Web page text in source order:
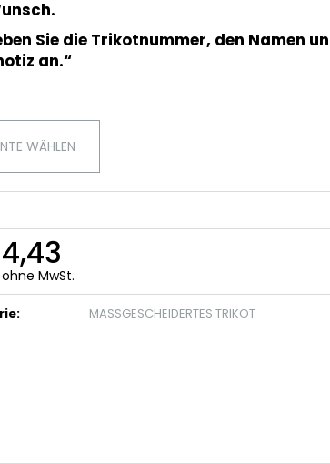
Sie die Trikotnummer, den Namen
an.“
WÄHLEN
MwSt.
: MASSGESCHEIDERTES TRIKOT
HERREN BOXERSHORTS
€7,42
Ursprünglich:€12,32